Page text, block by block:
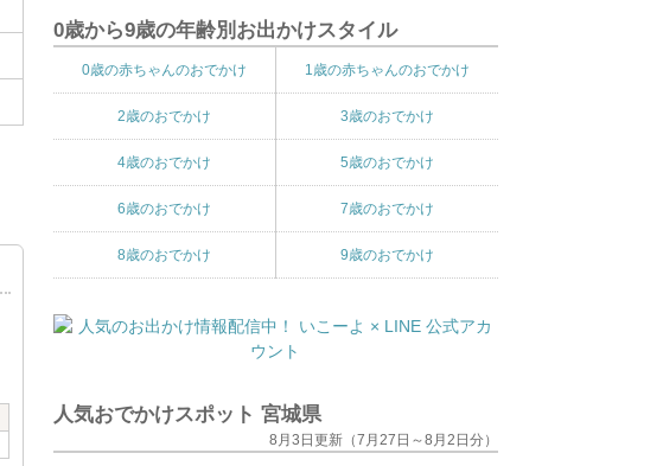
0歳から9歳の年齢別お出かけスタイル
0歳の赤ちゃんのおでかけ 1歳の赤ちゃんのおでかけ
2歳のおでかけ 3歳のおでかけ
4歳のおでかけ 5歳のおでかけ
6歳のおでかけ 7歳のおでかけ
8歳のおでかけ 9歳のおでかけ
人気おでかけスポット 宮城県
8月3日更新（7月27日～8月2日分）